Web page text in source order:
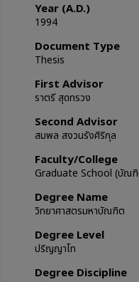
Year (A.D.)
1994
Document Type
Thesis
First Advisor
ราตรี สุดทรวง
Second Advisor
สมพล สงวนรังศิริกุล
Faculty/College
Graduate School (บัณ
Degree Name
วิทยาศาสตรมหาบัณฑิต
Degree Level
ปริญญาโท
Degree Discipline